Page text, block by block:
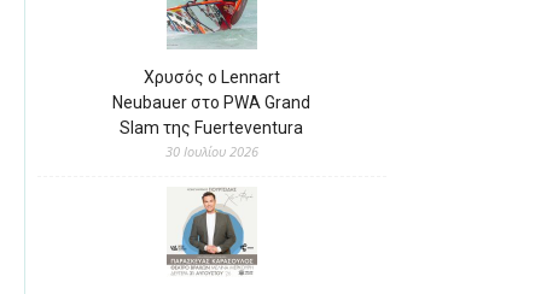
Χρυσός ο Lennart
Neubauer στο PWA Grand
Slam της Fuerteventura
30 Ιουλίου 2026